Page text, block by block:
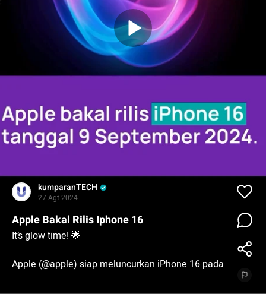
kumparanTECH
27 Agt 2024
Apple Bakal Rilis Iphone 16
It’s glow time! 🌟
Apple (@apple) siap meluncurkan iPhone 16 pada